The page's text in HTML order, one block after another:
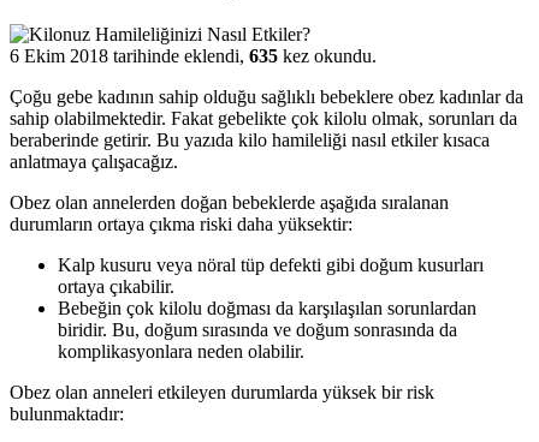
6 Ekim 2018 tarihinde eklendi, 635 kez okundu.
Çoğu gebe kadının sahip olduğu sağlıklı bebeklere obez kadınlar da
sahip olabilmektedir. Fakat gebelikte çok kilolu olmak, sorunları da
beraberinde getirir. Bu yazıda kilo hamileliği nasıl etkiler kısaca
anlatmaya çalışacağız.
Obez olan annelerden doğan bebeklerde aşağıda sıralanan
durumların ortaya çıkma riski daha yüksektir:
Kalp kusuru veya nöral tüp defekti gibi doğum kusurları
ortaya çıkabilir.
Bebeğin çok kilolu doğması da karşılaşılan sorunlardan
biridir. Bu, doğum sırasında ve doğum sonrasında da
komplikasyonlara neden olabilir.
Obez olan anneleri etkileyen durumlarda yüksek bir risk
bulunmaktadır: